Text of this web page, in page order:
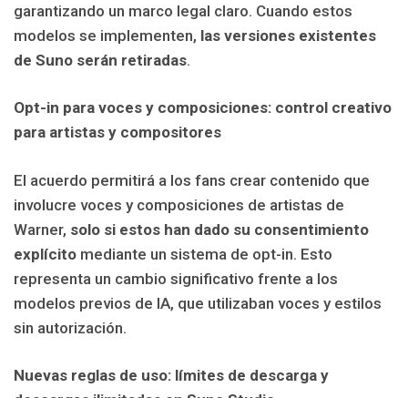
garantizando un marco legal claro. Cuando estos
modelos se implementen, las versiones existentes
de Suno serán retiradas.
Opt-in para voces y composiciones: control creativo
para artistas y compositores
El acuerdo permitirá a los fans crear contenido que
involucre voces y composiciones de artistas de
Warner, solo si estos han dado su consentimiento
explícito mediante un sistema de opt-in. Esto
representa un cambio significativo frente a los
modelos previos de IA, que utilizaban voces y estilos
sin autorización.
Nuevas reglas de uso: límites de descarga y